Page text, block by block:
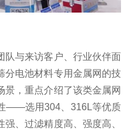
与来访客户、行业伙伴面
分电池材料专用金属网的技
景，重点介绍了该类金属网
——选用304、316L等优质
、过滤精度高、强度高、